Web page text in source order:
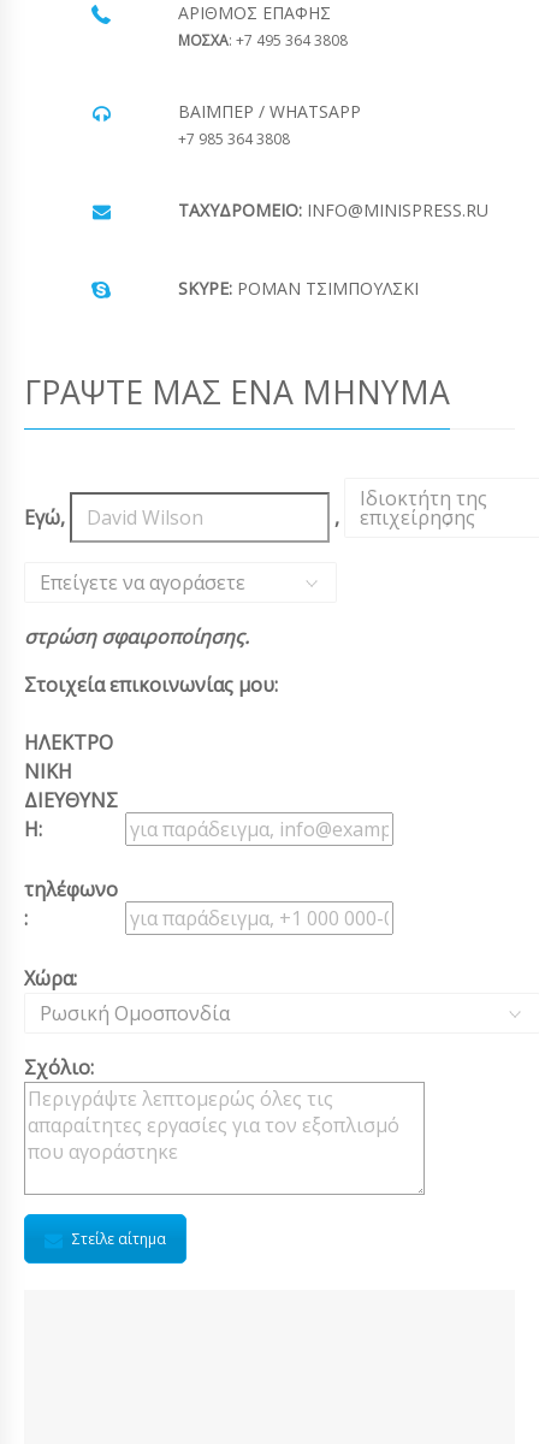
ΑΡΙΘΜΌΣ ΕΠΑΦΉΣ
ΜΟΣΧΑ: +7 495 364 3808
ΒΆΙΜΠΕΡ / WHATSAPP
+7 985 364 3808
ΤΑΧΥΔΡΟΜΕΊΟ: INFO@MINISPRESS.RU
SKYPE: ΡΟΜΆΝ ΤΣΙΜΠΟΎΛΣΚΙ
ΓΡΆΨΤΕ ΜΑΣ ΈΝΑ ΜΉΝΥΜΑ
Εγώ, ,
Ιδιοκτήτη της
επιχείρησης
,
Επείγετε να αγοράσετε
στρώση σφαιροποίησης.
Στοιχεία επικοινωνίας μου:
ΗΛΕΚΤΡΟ
ΝΙΚΗ
ΔΙΕΥΘΥΝΣ
Η:
τηλέφωνο
:
Χώρα:
Ρωσική Ομοσπονδία
Σχόλιο:
Στείλε αίτημα